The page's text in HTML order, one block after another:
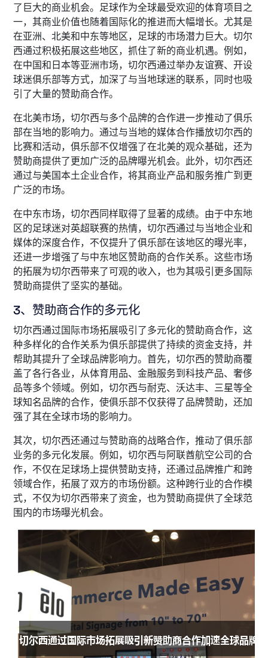
了巨大的商业机会。足球作为全球最受欢迎的体育项目之
一，其商业价值也随着国际化的推进而大幅增长。尤其是
在亚洲、北美和中东等地区，足球的市场潜力巨大。切尔
西通过积极拓展这些地区，抓住了新的商业机遇。例如，
在中国和日本等亚洲市场，切尔西通过举办友谊赛、开设
球迷俱乐部等方式，加深了与当地球迷的联系，同时也吸
引了大量的赞助商合作。
在北美市场，切尔西与多个品牌的合作进一步推动了俱乐
部在当地的影响力。通过与当地的媒体合作播放切尔西的
比赛和活动，俱乐部不仅增强了在北美的观众基础，还为
赞助商提供了更加广泛的品牌曝光机会。此外，切尔西还
通过与美国本土企业合作，将其商业产品和服务推广到更
广泛的市场。
在中东市场，切尔西同样取得了显著的成绩。由于中东地
区的足球迷对英超联赛的热情，切尔西通过与当地企业和
媒体的深度合作，不仅提升了俱乐部在该地区的曝光率，
还进一步增强了与中东地区赞助商的合作关系。这些市场
的拓展为切尔西带来了可观的收入，也为其吸引更多国际
赞助商提供了坚实的基础。
3、赞助商合作的多元化
切尔西通过国际市场拓展吸引了多元化的赞助商合作，这
种多样化的合作关系为俱乐部提供了持续的资金支持，并
帮助其提升了全球品牌影响力。首先，切尔西的赞助商覆
盖了各行各业，从体育用品、金融服务到科技产品、奢侈
品等多个领域。例如，切尔西与耐克、沃达丰、三星等全
球知名品牌的合作，使俱乐部不仅获得了品牌赞助，还加
强了其在全球市场的影响力。
其次，切尔西还通过与赞助商的战略合作，推动了俱乐部
业务的多元化发展。例如，切尔西与阿联酋航空公司的合
作，不仅在足球场上提供赞助支持，还通过品牌推广和跨
领域合作，拓展了双方的市场份额。这种跨行业的合作模
式，不仅为切尔西带来了资金，也为赞助商提供了全球范
围内的市场曝光机会。